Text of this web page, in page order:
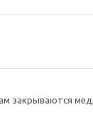
закрываются